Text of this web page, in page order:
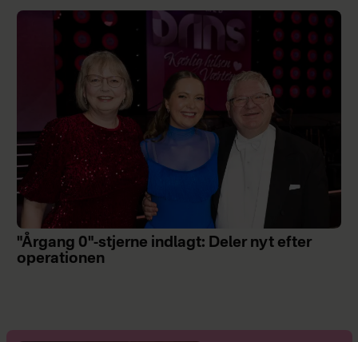
"Årgang 0"-stjerne indlagt: Deler nyt efter
operationen